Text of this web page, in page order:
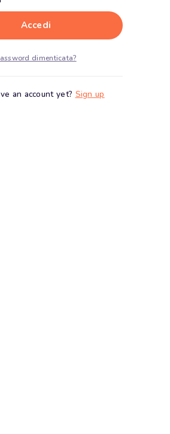
Accedi
dimenticata?
an account yet? Sign up